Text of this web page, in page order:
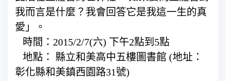
我而言是什麼？我會回答它是我這一生的真
愛」。
時間：2015/2/7(六) 下午2點到5點
地點： 縣立和美高中五樓圖書館 (地址：
彰化縣和美鎮西園路31號)